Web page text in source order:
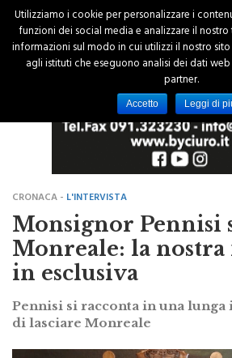
CRONACA -L'INTERVISTA
Monsignor Pennisi
Monreale: la nostra
in esclusiva
Pennisi si racconta in una lunga
di lasciare Monreale
Utilizziamo i cookie per personalizzare i
funzioni dei social media e analizzare il
informazioni sul modo in cui utilizzi il nostro
agli istituti che eseguono analisi dei dati
partner.
Accetto Leggi di